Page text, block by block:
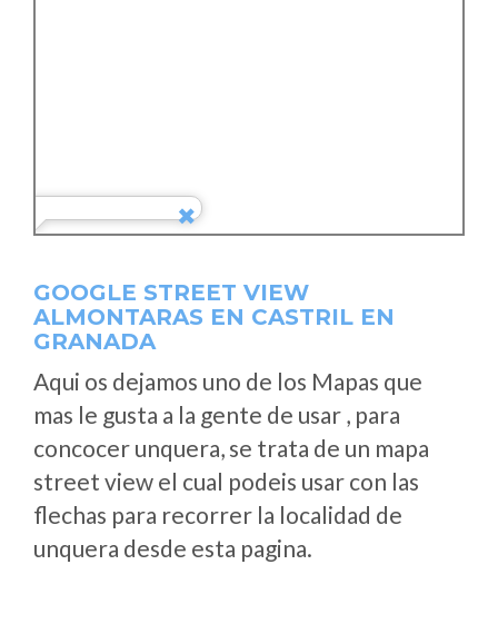
GOOGLE STREET VIEW
ALMONTARAS EN CASTRIL EN
GRANADA
Aqui os dejamos uno de los Mapas que
mas le gusta a la gente de usar , para
concocer unquera, se trata de un mapa
street view el cual podeis usar con las
flechas para recorrer la localidad de
unquera desde esta pagina.